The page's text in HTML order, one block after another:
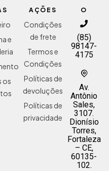
e
os
AÇÕES
Condições
de frete
Termos e
Condições
Políticas de
devoluções
Políticas de
privacidade
O
(85)
98147-
4175
Av.
Antônio
Sales,
3107.
Dionísio
Torres,
Fortaleza
– CE,
60135-
102.